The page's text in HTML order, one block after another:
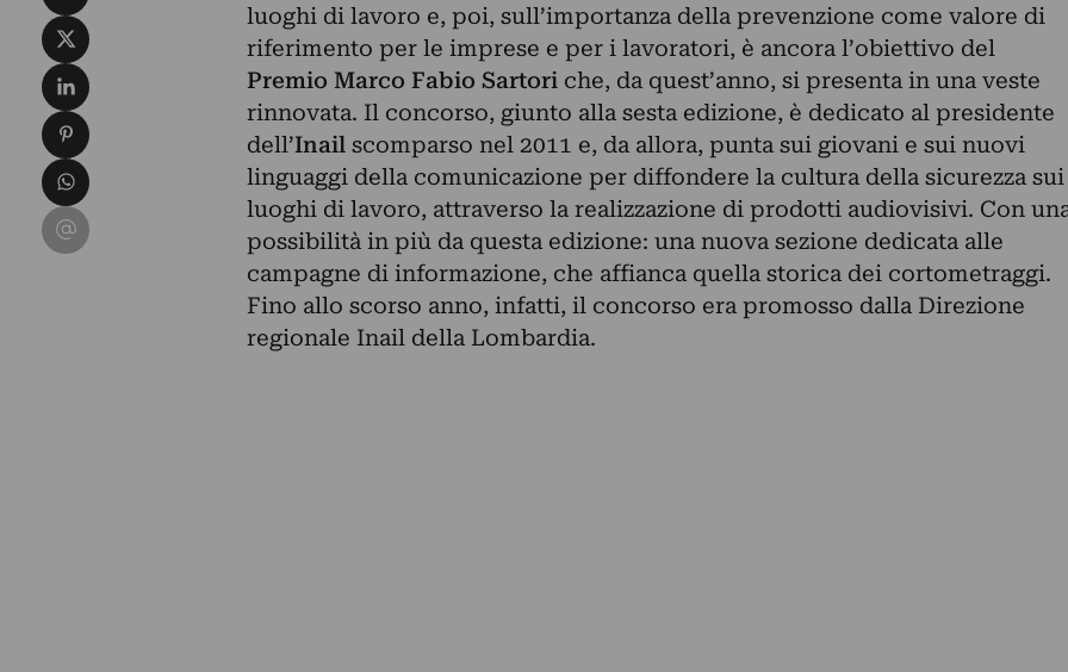
luoghi di lavoro e, poi, sull’importanza della prevenzione come valore di
riferimento per le imprese e per i lavoratori, è ancora l’obiettivo del
Premio Marco Fabio Sartoriche, da quest’anno, si presenta in una veste
rinnovata. Il concorso, giunto alla sesta edizione, è dedicato al presidente
dell’Inailscomparso nel 2011 e, da allora, punta sui giovani e sui nuovi
linguaggi della comunicazione per diffondere la cultura della sicurezza sui
luoghi di lavoro, attraverso la realizzazione di prodotti audiovisivi. Con
possibilità in più da questa edizione: una nuova sezione dedicata alle
campagne di informazione, che affianca quella storica dei cortometraggi.
Fino allo scorso anno, infatti, il concorso era promosso dalla Direzione
regionale Inail della Lombardia.
Condividi su X
Condividi su LinkedIn
Condividi su Pinterest
Condividi su WhatsApp
Condividi su Email